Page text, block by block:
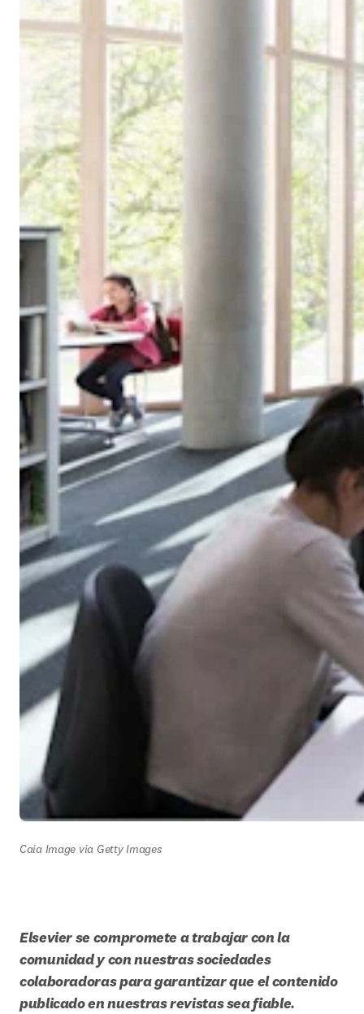
Caia Image via Getty Images
Elsevier se compromete a trabajar con la
comunidad y con nuestras sociedades
colaboradoras para garantizar que el contenido
publicado en nuestras revistas sea fiable.